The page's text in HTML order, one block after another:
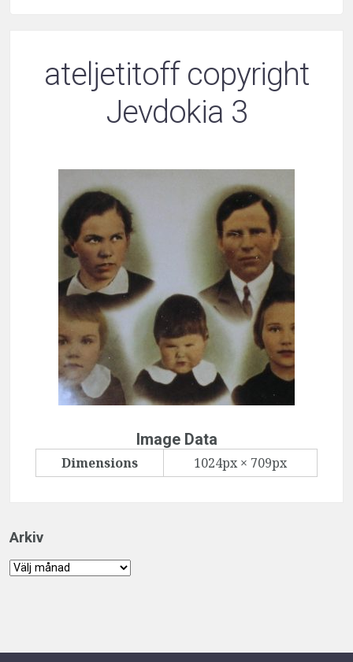
ateljetitoff copyright
Jevdokia 3
Image Data
Dimensions 1024px × 709px
Arkiv
Arkiv